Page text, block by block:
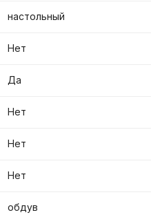
настольный
Нет
Да
Нет
Нет
Нет
обдув